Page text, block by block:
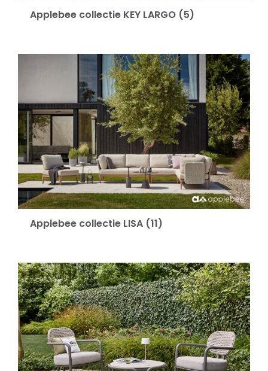
Applebee collectie KEY LARGO (5)
Applebee collectie LISA (11)